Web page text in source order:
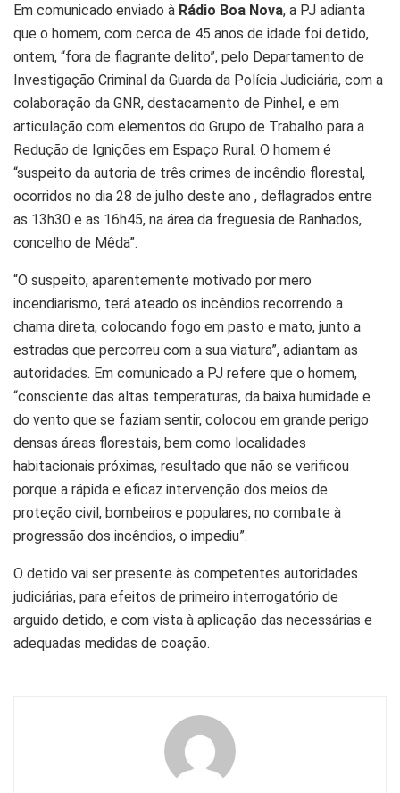
Em comunicado enviado à Rádio Boa Nova, a PJ adianta
que o homem, com cerca de 45 anos de idade foi detido,
ontem, “fora de flagrante delito”, pelo Departamento de
Investigação Criminal da Guarda da Polícia Judiciária, com a
colaboração da GNR, destacamento de Pinhel, e em
articulação com elementos do Grupo de Trabalho para a
Redução de Ignições em Espaço Rural. O homem é
“suspeito da autoria de três crimes de incêndio florestal,
ocorridos no dia 28 de julho deste ano , deflagrados entre
as 13h30 e as 16h45, na área da freguesia de Ranhados,
concelho de Mêda”.
“O suspeito, aparentemente motivado por mero
incendiarismo, terá ateado os incêndios recorrendo a
chama direta, colocando fogo em pasto e mato, junto a
estradas que percorreu com a sua viatura”, adiantam as
autoridades. Em comunicado a PJ refere que o homem,
“consciente das altas temperaturas, da baixa humidade e
do vento que se faziam sentir, colocou em grande perigo
densas áreas florestais, bem como localidades
habitacionais próximas, resultado que não se verificou
porque a rápida e eficaz intervenção dos meios de
proteção civil, bombeiros e populares, no combate à
progressão dos incêndios, o impediu”.
O detido vai ser presente às competentes autoridades
judiciárias, para efeitos de primeiro interrogatório de
arguido detido, e com vista à aplicação das necessárias e
adequadas medidas de coação.